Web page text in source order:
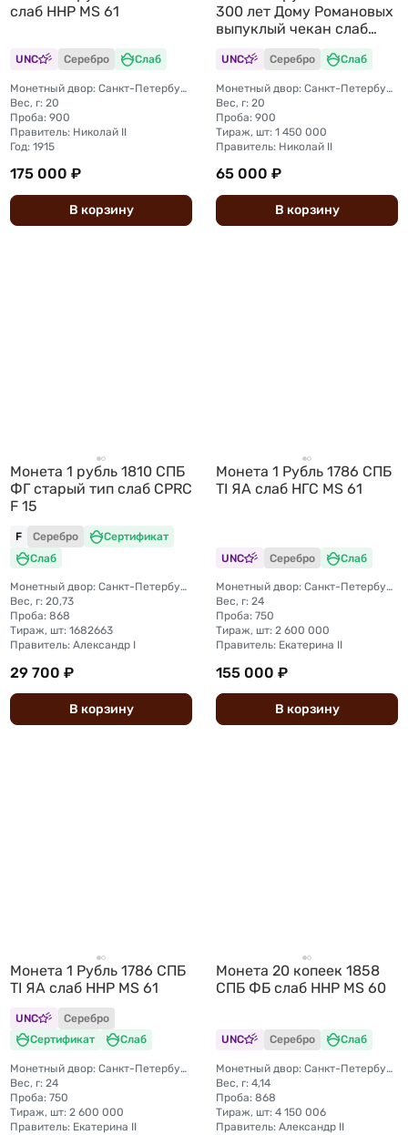
слаб ННР MS 61
UNC Серебро Слаб
Монетный двор: Санкт-Петербургский монетный двор
Вес, г: 20
Проба: 900
Правитель: Николай II
Год: 1915
175 000 ₽
В корзину
300 лет Дому Романовых
выпуклый чекан слаб
ННР MS 61
UNC Серебро Слаб
Монетный двор: Санкт-Петербургский монетный двор
Вес, г: 20
Проба: 900
Тираж, шт: 1 450 000
Правитель: Николай II
65 000 ₽
В корзину
Монета 1 рубль 1810 СПБ
ФГ старый тип слаб CPRC
F 15
F Серебро
Сертификат
Слаб
Монетный двор: Санкт-Петербургский монетный двор
Вес, г: 20,73
Проба: 868
Тираж, шт: 1682663
Правитель: Александр I
29 700 ₽
В корзину
Монета 1 Рубль 1786 СПБ
TI ЯА слаб НГС MS 61
UNC Серебро Слаб
Монетный двор: Санкт-Петербургский монетный двор
Вес, г: 24
Проба: 750
Тираж, шт: 2 600 000
Правитель: Екатерина II
155 000 ₽
В корзину
Монета 1 Рубль 1786 СПБ
TI ЯА слаб ННР MS 61
UNC
Серебро
Сертификат
Слаб
Монетный двор: Санкт-Петербургский монетный двор
Вес, г: 24
Проба: 750
Тираж, шт: 2 600 000
Правитель: Екатерина II
Монета 20 копеек 1858
СПБ ФБ слаб ННР MS 60
UNC Серебро Слаб
Монетный двор: Санкт-Петербургский монетный двор
Вес, г: 4,14
Проба: 868
Тираж, шт: 4 150 006
Правитель: Александр II